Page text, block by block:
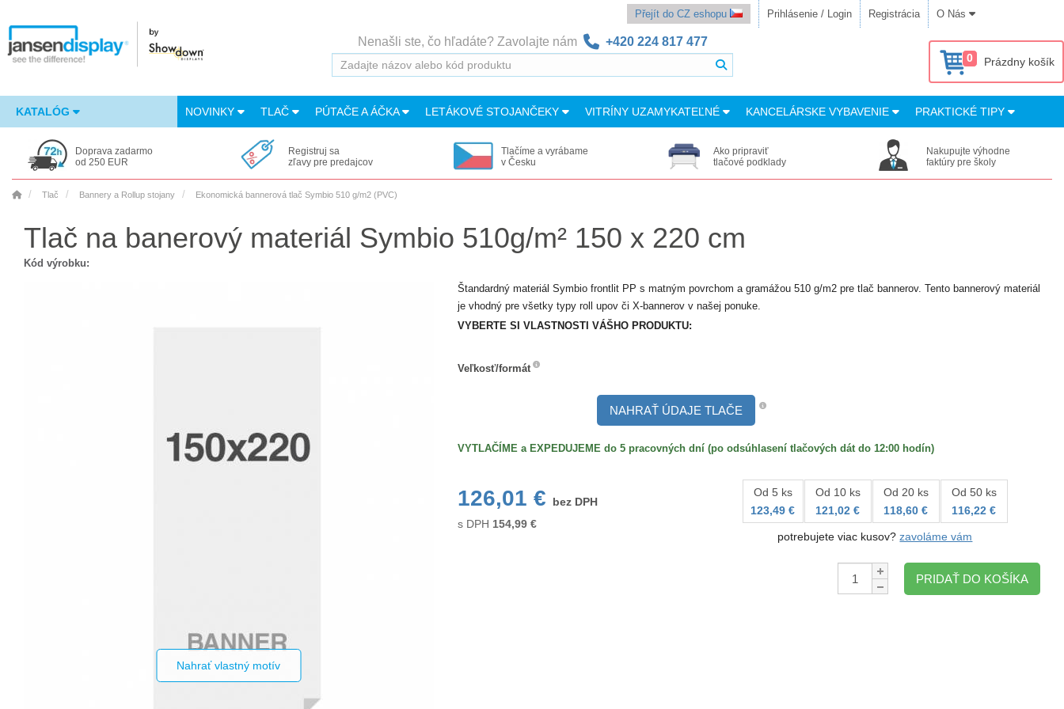
Přejít do CZ eshopu Prihlásenie / Login Registrácia O Nás
Nenašli ste, čo hľadáte? Zavolajte nám +420 224 817 477
0 Prázdny košík
KATALÓG NOVINKY TLAČ PÚTAČE A ÁČKA LETÁKOVÉ STOJANČEKY VITRÍNY UZAMYKATEĽNÉ KANCELÁRSKE VYBAVENIE PRAKTICKÉ TIPY
Doprava zadarmo
od 250 EUR
Registruj sa
zľavy pre predajcov
Tlačíme a vyrábame
v Česku
Ako pripraviť
tlačové podklady
Nakupujte výhodne
faktúry pre školy
Tlač Bannery a Rollup stojany Ekonomická bannerová tlač Symbio 510 g/m2 (PVC)
Tlač na banerový materiál Symbio 510g/m² 150 x 220 cm
Kód výrobku:
Nahrať vlastný motív
Štandardný materiál Symbio frontlit PP s matným povrchom a gramážou 510 g/m2 pre tlač bannerov. Tento bannerový materiál
je vhodný pre všetky typy roll upov či X-bannerov v našej ponuke.
VYBERTE SI VLASTNOSTI VÁŠHO PRODUKTU:
Veľkosť/formát
NAHRAŤ ÚDAJE TLAČE
VYTLAČÍME a EXPEDUJEME do 5 pracovných dní (po odsúhlasení tlačových dát do 12:00 hodín)
126,01 €
bez DPH
s DPH 154,99€
Od 5 ks
123,49 €
Od 10 ks
121,02 €
Od 20 ks
118,60 €
Od 50 ks
116,22 €
potrebujete viac kusov?zavoláme vám
Množstvo:
PRIDAŤ DO KOŠÍKA